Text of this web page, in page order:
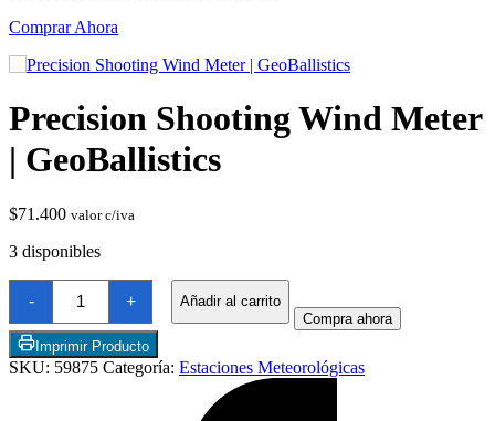
Chimeneas de Troncos
Comprar Ahora
Precision Shooting Wind Meter
| GeoBallistics
$71.400 valor c/iva
3 disponibles
-
Precision
Shooting
Wind
Meter
|
GeoBallistics
+
Añadir al carrito
Compra ahora
Imprimir Producto
SKU: 59875 Categoría: Estaciones Meteorológicas